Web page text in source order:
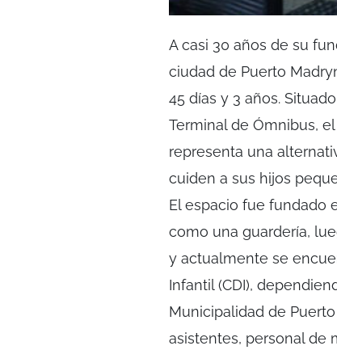
A casi 30 años de su
ciudad de Puerto
45 días y 3 años.
Terminal de Ómnibus,
representa una
cuiden a sus hijos
El espacio fue fundado
como una guardería,
y actualmente se
Infantil (CDI),
Municipalidad de
asistentes, personal de